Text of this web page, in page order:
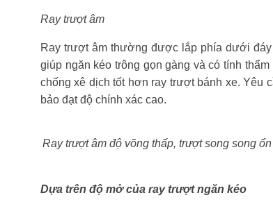
Ray trượt âm
Ray trượt âm thường được lắp phía dưới
giúp ngăn kéo trông gọn gàng và có tính
chống xê dịch tốt hơn ray trượt bánh xe. Yêu
bảo đạt độ chính xác cao.
Ray trượt âm độ võng thấp, trượt song song
Dựa trên độ mở của ray trượt ngăn kéo